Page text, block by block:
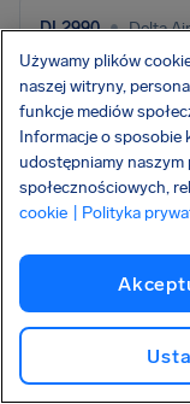
DL2990 • Delta
Jacksonville
JAX
06.08.2026
• Westjet
Fort St. John
Używamy plików
naszej witryny,
funkcje mediów
Informacje o sposobie
udostępniamy
społecznościowych,
cookie
| Polityka